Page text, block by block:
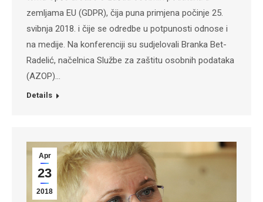
zemljama EU (GDPR), čija puna primjena počinje 25.
svibnja 2018. i čije se odredbe u potpunosti odnose i
na medije. Na konferenciji su sudjelovali Branka Bet-
Radelić, načelnica Službe za zaštitu osobnih podataka
(AZOP)…
Details
Apr
23
2018